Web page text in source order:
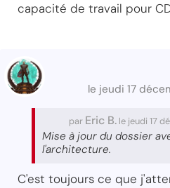
capacité de travail pour
le jeudi 17
par Eric B. le jeudi 17
Mise à jour du dossier
l'architecture.
C'est toujours ce que